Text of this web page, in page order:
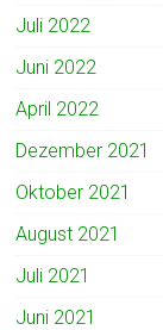
Juli 2022
Juni 2022
April 2022
Dezember 2021
Oktober 2021
August 2021
Juli 2021
Juni 2021